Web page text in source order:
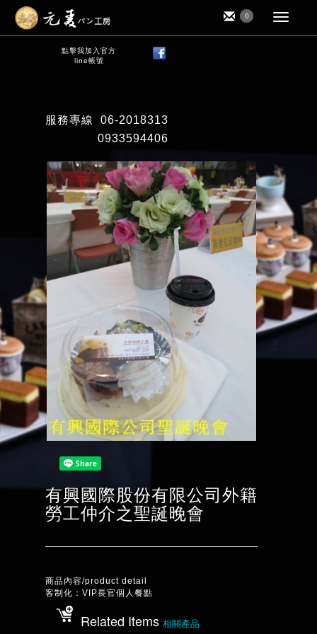
0
點擊我加入官方
line帳號
服務專線
06-2018313
0933594406
有興國際股份有限公司外籍
勞工仲介之聖誕晚會
商品內容/product detail
客制化：VIP長官個人餐點
Related Items 相關產品